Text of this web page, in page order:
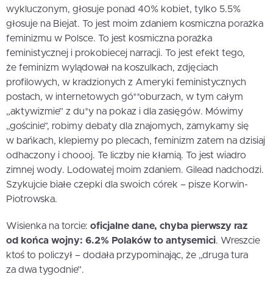
wykluczonym, głosuje ponad 40% kobiet, tylko 5.5%
głosuje na Biejat. To jest moim zdaniem kosmiczna porażka
feminizmu w Polsce. To jest kosmiczna porażka
feministycznej i prokobiecej narracji. To jest efekt tego,
że feminizm wylądował na koszulkach, zdjęciach
profilowych, w kradzionych z Ameryki feministycznych
postach, w internetowych gó**oburzach, w tym całym
„aktywizmie” z du*y na pokaz i dla zasięgów. Mówimy
„gościnie”, robimy debaty dla znajomych, zamykamy się
w bańkach, klepiemy po plecach, feminizm zatem na dzisiaj
odhaczony i choooj. Te liczby nie kłamią. To jest wiadro
zimnej wody. Lodowatej moim zdaniem. Gilead nadchodzi.
Szykujcie białe czepki dla swoich córek – pisze Korwin-
Piotrowska.
Wisienka na torcie: oficjalne dane, chyba pierwszy raz
od końca wojny: 6.2% Polaków to antysemici. Wreszcie
ktoś to policzył – dodała przypominając, że „druga tura
za dwa tygodnie”.